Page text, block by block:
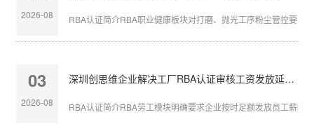
2026-08 RBA认证简介RBA职业健康板块对打磨、抛光工序粉尘管控要求
03
2026-08
深圳创思维企业解决工厂RBA认证审核工资发放延迟问题
RBA认证简介RBA劳工模块明确要求企业按时足额发放员工薪酬